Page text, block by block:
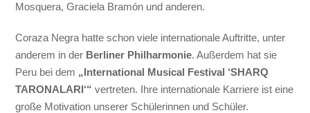
Mosquera, Graciela Bramón und anderen.
Coraza Negra hatte schon viele internationale Auftritte, unter
anderem in der Berliner Philharmonie. Außerdem hat sie
Peru bei dem „International Musical Festival ‘SHARQ
TARONALARI‘“ vertreten. Ihre internationale Karriere ist eine
große Motivation unserer Schülerinnen und Schüler.